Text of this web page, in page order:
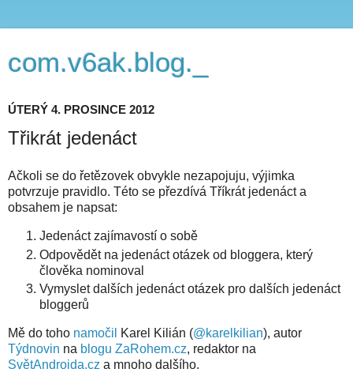
com.v6ak.blog._
ÚTERÝ 4. PROSINCE 2012
Třikrát jedenáct
Ačkoli se do řetězovek obvykle nezapojuju, výjimka
potvrzuje pravidlo. Této se přezdívá Tříkrát jedenáct a
obsahem je napsat:
Jedenáct zajímavostí o sobě
Odpovědět na jedenáct otázek od bloggera, který
člověka nominoval
Vymyslet dalších jedenáct otázek pro dalších jedenáct
bloggerů
Mě do toho namočil Karel Kilián (@karelkilian), autor
Týdnovin na blogu ZaRohem.cz, redaktor na
SvětAndroida.cz a mnoho dalšího.